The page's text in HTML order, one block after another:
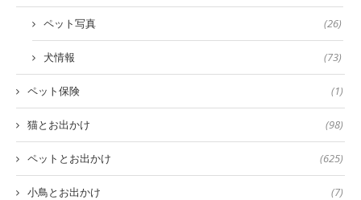
ペット写真 (26)
犬情報 (73)
ペット保険 (1)
猫とお出かけ (98)
ペットとお出かけ (625)
小鳥とお出かけ (7)